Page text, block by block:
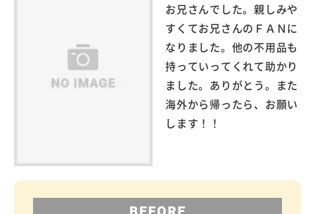
お兄さんでした。親しみや
すくてお兄さんのＦＡＮに
なりました。他の不用品も
持っていってくれて助かり
ました。ありがとう。また
海外から帰ったら、お願い
します！！